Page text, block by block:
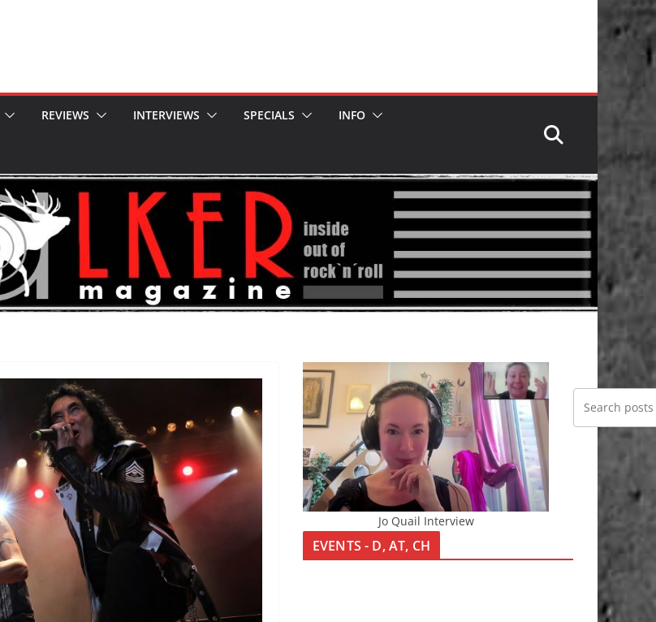
REVIEWS INTERVIEWS SPECIALS INFO
Jo Quail Interview
EVENTS - D, AT, CH